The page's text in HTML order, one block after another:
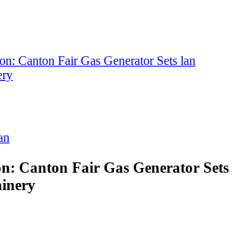
Canton Fair Gas Generator Sets lan
Canton Fair Gas Generator Sets